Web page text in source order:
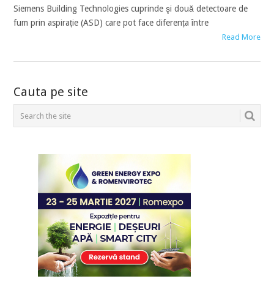
Siemens Building Technologies cuprinde şi două detectoare de
fum prin aspirație (ASD) care pot face diferența între
Read More
POSTS
NAVIGATION
Cauta pe site